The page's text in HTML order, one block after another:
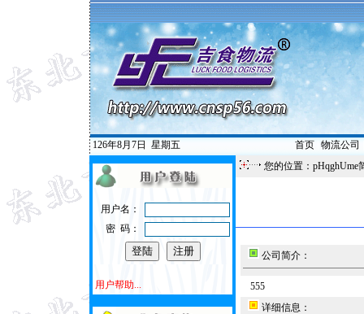
126年8月7日 星期五 首页| 物流公司
用户名：
密 码：
用户帮助...
您的位置：pHqghUme
公司简介：
555
详细信息：